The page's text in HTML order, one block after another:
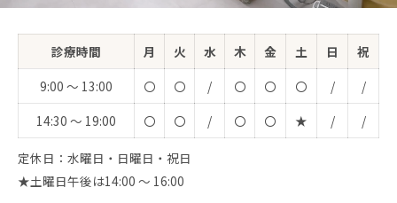
診療時間 月 火 水 木 金 土 日
祝
9:00 ～ 13:00
〇 〇 / 〇 〇 〇 /
/
14:30 ～ 19:00
〇 〇 / 〇 〇 ★ / /
定休日：水曜日・日曜日・祝日
★土曜日午後は14:00 ～ 16:00